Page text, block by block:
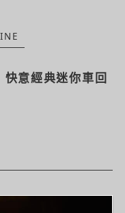
快意經典迷你車回